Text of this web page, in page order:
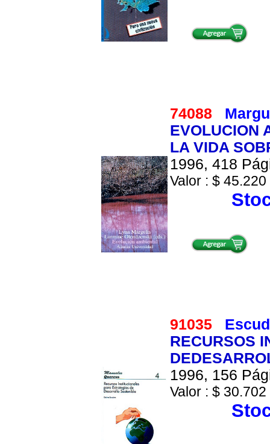
74088
EVOLUCION
LA VIDA
1996, 418
Valor : $
91035
RECURSOS
1996, 156
Valor : $